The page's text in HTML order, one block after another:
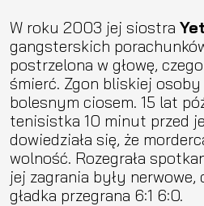
W roku 2003 jej siostra
gangsterskich
postrzelona w głowę,
śmierć. Zgon bliskiej osoby
bolesnym ciosem. 15 lat
tenisistka 10 minut przed
dowiedziała się, że
wolność. Rozegrała
jej zagrania były nerwowe,
gładka przegrana 6:1 6:0.